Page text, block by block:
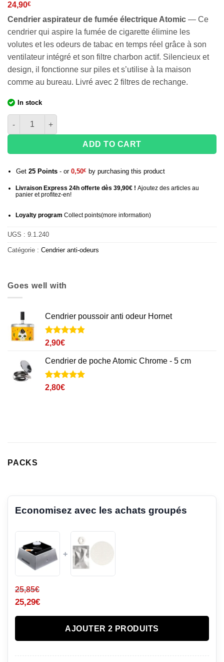
24,90€
Cendrier aspirateur de fumée électrique Atomic — Ce
cendrier qui aspire la fumée de cigarette élimine les
volutes et les odeurs de tabac en temps réel grâce à son
ventilateur intégré et son filtre charbon actif. Silencieux et
design, il fonctionne sur piles et s’utilise à la maison
comme au bureau. Livré avec 2 filtres de rechange.
In stock
quantité de Cendrier aspirateur de fumée Atomic
ADD TO CART
Get 25Points- or 0,50€ by purchasing this product
Livraison Express 24h offerte dès 39,90€ ! Ajoutez des articles au
panier et profitez-en!
Loyalty program Collect points(more information)
UGS : 9.1.240
Catégorie : Cendrier anti-odeurs
Goes well with
Cendrier poussoir anti odeur Hornet
Noté4.8
sur
12
notations
client
2,90€
Cendrier de poche Atomic Chrome - 5 cm
Noté5
2
2,80€
PACKS
Economisez avec les achats groupés
+
25,85€
25,29€
AJOUTER 2 PRODUITS